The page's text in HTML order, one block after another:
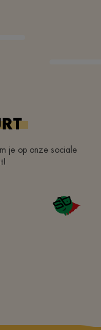
je op onze sociale